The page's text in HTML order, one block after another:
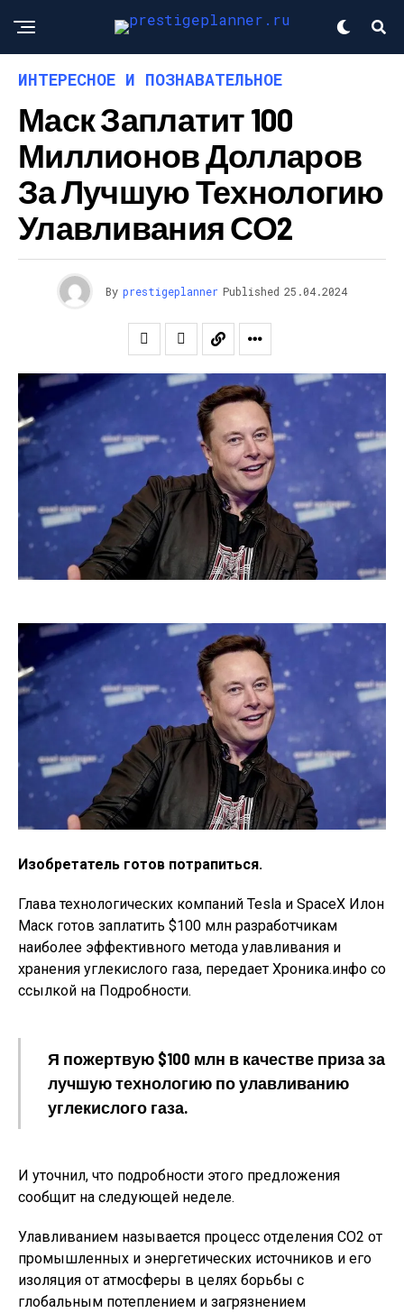
ИНТЕРЕСНОЕ И ПОЗНАВАТЕЛЬНОЕ
Маск Заплатит 100
Миллионов Долларов
За Лучшую Технологию
Улавливания СО2
By prestigeplanner Published 25.04.2024
Изобретатель готов потрапиться.
Глава технологических компаний Tesla и SpaceX Илон
Маск готов заплатить $100 млн разработчикам
наиболее эффективного метода улавливания и
хранения углекислого газа, передает Хроника.инфо со
ссылкой на Подробности.
Я пожертвую $100 млн в качестве приза за
лучшую технологию по улавливанию
углекислого газа.
И уточнил, что подробности этого предложения
сообщит на следующей неделе.
Улавливанием называется процесс отделения СО2 от
промышленных и энергетических источников и его
изоляция от атмосферы в целях борьбы с
глобальным потеплением и загрязнением